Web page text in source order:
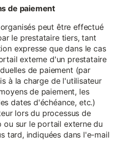
de paiement
peut être effectué
le prestataire tiers, tant
expresse que dans le cas
externe d'un prestataire
de paiement (par
à la charge de l'utilisateur
de paiement, les
dates d'échéance, etc.)
lors du processus de
ou sur le portail externe du
tard, indiquées dans l'e-mail